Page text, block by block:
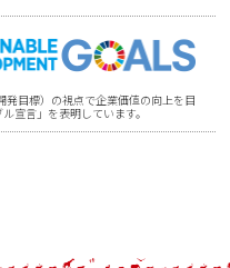
発目標）の視点で企業価値の向上を目
宣言」を表明しています。